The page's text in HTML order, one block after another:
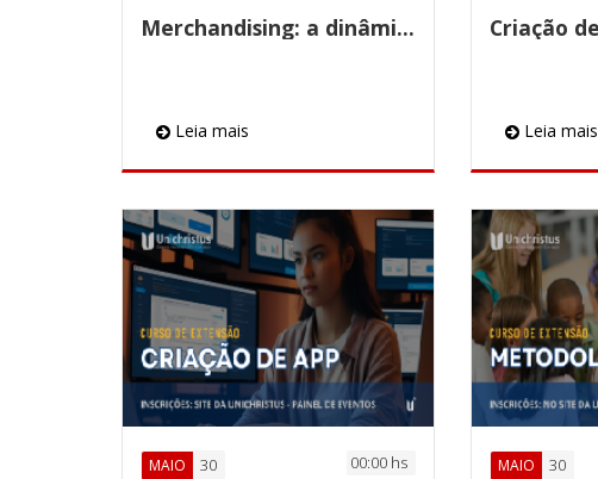
Merchandising: a dinâmica no ponto de venda
Leia mais Leia mais
MAIO 30 00:00 hs MAIO 30